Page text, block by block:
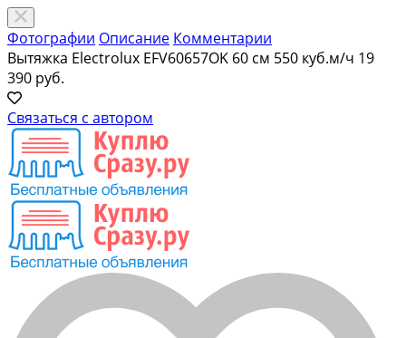
Фотографии Описание Комментарии
Вытяжка Electrolux EFV60657OK 60 см 550 куб.м/ч 19
390 руб.
Связаться с автором